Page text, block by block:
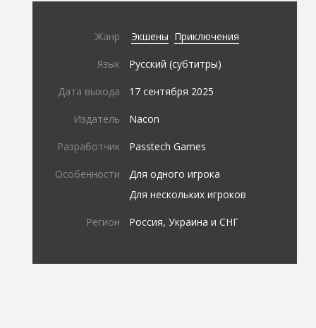
Жанр Экшены Приключения
Язык Русский (субтитры)
Дата выхода 17 сентября 2025
Издатель Nacon
Разработчик Passtech Games
Особенности
Для одного игрока
Для нескольких игроков
Регион Россия, Украина и СНГ